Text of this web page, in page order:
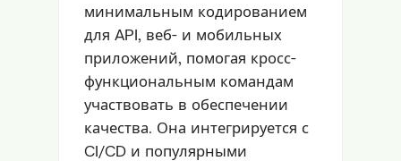
минимальным кодированием
для API, веб- и мобильных
приложений, помогая кросс-
функциональным командам
участвовать в обеспечении
качества. Она интегрируется с
CI/CD и популярными